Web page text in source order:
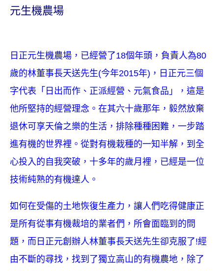
元生機農場
日正元生機農場，已經營了18個年頭，負責人為80
歲的林董事長天送先生(今年2015年)，日正元三個
字代表「日出而作、正派經營、元氣食品」，這是
他所堅持的經營理念。在其六十歲那年，毅然放棄
退休可享天倫之樂的生活，排除種種困難，一步踏
進有機的世界裡。從對有機栽種的一知半解，到全
心投入的自我突破，十多年的歲月裡，已經是一位
技術純熟的有機達人。
如何在受傷的土地恢復生產力，讓人們吃得健康正
是所有從事有機裁培的業者們，所會面臨到的問
題，而日正元創辦人林董事長天送先生卻克服了!經
由不斷的尋找，找到了獨立高山的有機農地，除了